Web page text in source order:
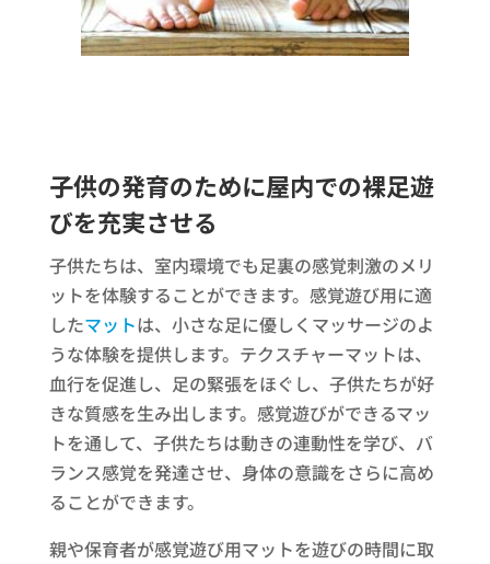
子供の発育のために屋内での裸足遊
びを充実させる
子供たちは、室内環境でも足裏の感覚刺激のメリ
ットを体験することができます。感覚遊び用に適
したマットは、小さな足に優しくマッサージのよ
うな体験を提供します。テクスチャーマットは、
血行を促進し、足の緊張をほぐし、子供たちが好
きな質感を生み出します。感覚遊びができるマッ
トを通して、子供たちは動きの連動性を学び、バ
ランス感覚を発達させ、身体の意識をさらに高め
ることができます。
親や保育者が感覚遊び用マットを遊びの時間に取